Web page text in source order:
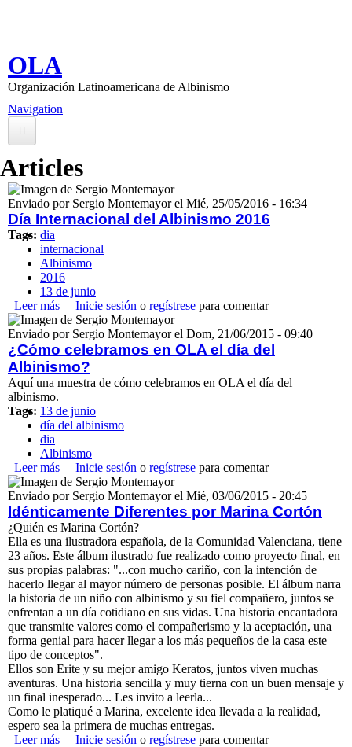
OLA
Organización Latinoamericana de Albinismo
Navigation
Nosotros
Información
Albinismo
Genética
Salud Visual
Cuidado de la Piel
Desarrollo Psico-Social
Asociaciones Mundiales
Biblioteca Virtual
Cartas - Testimonios
Famosos con Albinismo
Trípticos
Contenido
Artículos
Blogs
Foros
Encuestas
Frases
Subir Foto
Libro de Visitas
Contacto
Inicio de sesión
Entrar usando OpenID
Articles
Enviado por Sergio Montemayorel Mié, 25/05/2016 - 16:34
Día Internacional del Albinismo 2016
Tags: dia
internacional
Albinismo
2016
13 de junio
Leer más sobre Día Internacional del Albinismo 2016
Inicie sesión o regístrese para comentar
Enviado por Sergio Montemayorel Dom, 21/06/2015 - 09:40
¿Cómo celebramos en OLA el día del
Albinismo?
Aquí una muestra de cómo celebramos en OLA el día del
albinismo.
Tags: 13 de junio
día del albinismo
dia
Albinismo
Leer más sobre ¿Cómo celebramos en OLA el día del Albinismo?
Inicie sesión o regístrese para comentar
Enviado por Sergio Montemayorel Mié, 03/06/2015 - 20:45
Idénticamente Diferentes por Marina Cortón
¿Quién es Marina Cortón?
Ella es una ilustradora española, de la Comunidad Valenciana, tiene
23 años. Este álbum ilustrado fue realizado como proyecto final, en
sus propias palabras: "...con mucho cariño, con la intención de
hacerlo llegar al mayor número de personas posible. El álbum narra
la historia de un niño con albinismo y su fiel compañero, juntos se
enfrentan a un día cotidiano en sus vidas. Una historia encantadora
que transmite valores como el compañerismo y la aceptación, una
forma genial para hacer llegar a los más pequeños de la casa este
tipo de conceptos".
Ellos son Erite y su mejor amigo Keratos, juntos viven muchas
aventuras. Una historia sencilla y muy tierna con un buen mensaje y
un final inesperado... Les invito a leerla...
Como le platiqué a Marina, excelente idea llevada a la realidad,
espero sea la primera de muchas entregas.
Leer más sobre Idénticamente Diferentes por Marina Cortón
Inicie sesión o regístrese para comentar